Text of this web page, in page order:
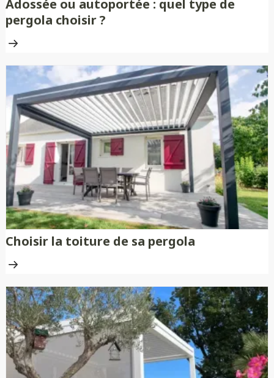
Adossée ou autoportée : quel type de
pergola choisir ?
Choisir la toiture de sa pergola